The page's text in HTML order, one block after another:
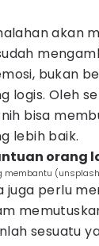
akan
bukan
logis. Oleh
bisa
lebih baik.
orang
juga perlu
sesuatu